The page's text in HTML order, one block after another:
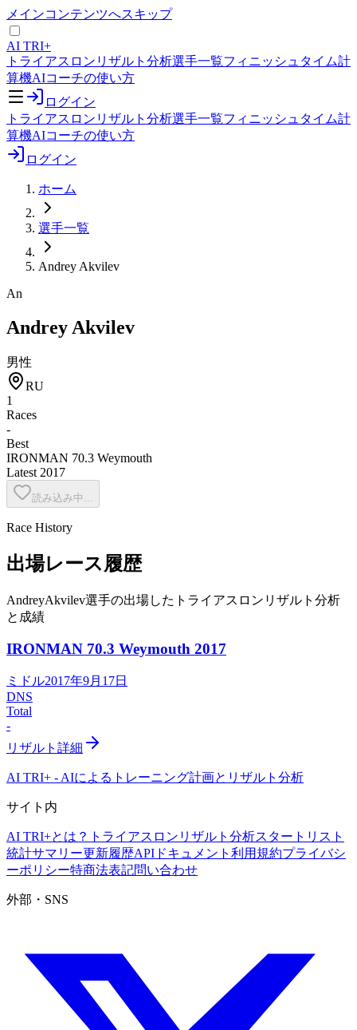
メインコンテンツへスキップ
AI TRI+
トライアスロンリザルト分析選手一覧フィニッシュタイム計
算機AIコーチの使い方
ログイン
トライアスロンリザルト分析選手一覧フィニッシュタイム計
算機AIコーチの使い方
ログイン
ホーム
選手一覧
Andrey Akvilev
An
Andrey Akvilev
男性
RU
1
Races
-
Best
IRONMAN 70.3 Weymouth
Latest 2017
読み込み中...
Race History
出場レース履歴
AndreyAkvilev選手の出場したトライアスロンリザルト分析
と成績
IRONMAN 70.3 Weymouth 2017
ミドル2017年9月17日
DNS
Total
-
リザルト詳細
AI TRI+ - AIによるトレーニング計画とリザルト分析
サイト内
AI TRI+とは？ トライアスロンリザルト分析スタートリスト
統計サマリー更新履歴APIドキュメント 利用規約プライバシ
ーポリシー特商法表記問い合わせ
外部・SNS